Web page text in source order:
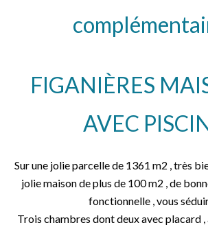
FIGANIÈRES
AVEC
Sur une jolie parcelle de 1361 m2 , très
jolie maison de plus de 100 m2 , de
fonctionnelle , vous
Trois chambres dont deux avec placard